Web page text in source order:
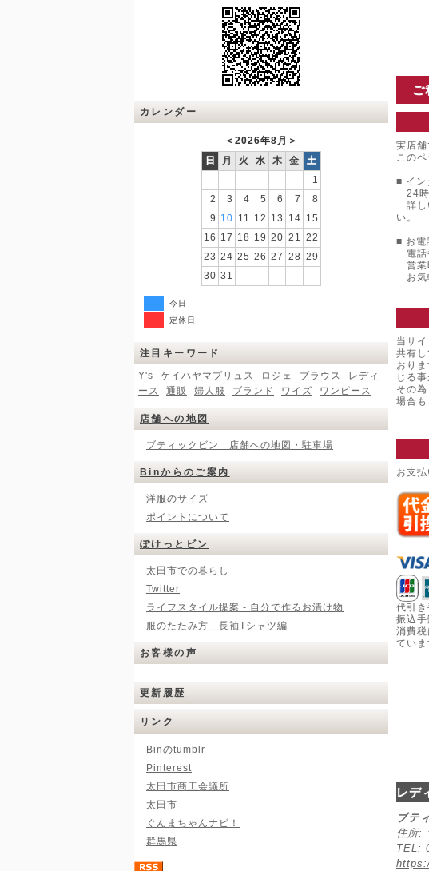
カレンダー
＜ 2026年8月 ＞
日
月 火 水 木 金
土
1
2
3 4 5 6 7
8
9 10 11 12 13 14 15
16 17 18 19 20 21 22
23 24 25 26 27 28 29
30 31
今日
定休日
注目キーワード
Y's
ケイハヤマプリュス ロジェ ブラウス
レディ
ース
通販 婦人服 ブランド ワイズ ワンピース
店舗への地図
ブティックビン 店舗への地図・駐車場
Binからのご案内
洋服のサイズ
ポイントについて
ぽけっとビン
太田市での暮らし
Twitter
ライフスタイル提案 - 自分で作るお漬け物
服のたたみ方 長袖Tシャツ編
お客様の声
更新履歴
リンク
Binのtumblr
Pinterest
太田市商工会議所
太田市
ぐんまちゃんナビ！
群馬県
ご
実店舗
この
■ イン
24時
詳し
い。
■ お電
電話
営業
お気
当サ
共有
おり
じる
その
場合
お支
代引き
振込手
消費
ていま
レデ
ブテ
住所:
TEL: